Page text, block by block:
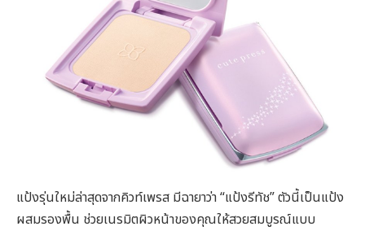
แป้งรุ่นใหม่ล่าสุดจากคิวท์เพรส มีฉายาว่า “แป้งรีทัช” ตัวนี้เป็นแป้ง
ผสมรองพื้น ช่วยเนรมิตผิวหน้าของคุณให้สวยสมบูรณ์แบบ